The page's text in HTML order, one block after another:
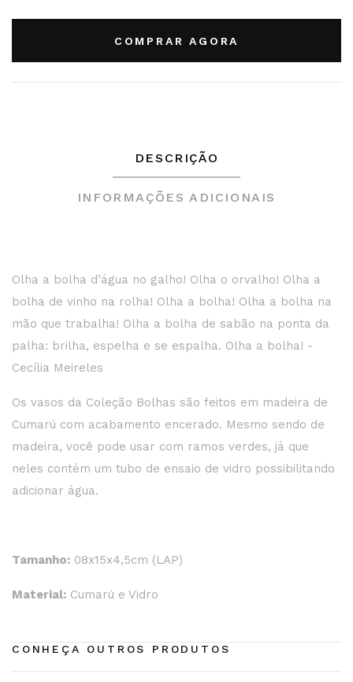
CONHEÇA OUTROS PRODUTOS
COMPRAR AGORA
DESCRIÇÃO
INFORMAÇÕES ADICIONAIS
Olha a bolha d’água no galho! Olha o orvalho! Olha a
bolha de vinho na rolha! Olha a bolha! Olha a bolha na
mão que trabalha! Olha a bolha de sabão na ponta da
palha: brilha, espelha e se espalha. Olha a bolha! -
Cecília Meireles
Os vasos da Coleção Bolhas são feitos em madeira de
Cumarú com acabamento encerado. Mesmo sendo de
madeira, você pode usar com ramos verdes, já que
neles contém um tubo de ensaio de vidro possibilitando
adicionar água.
Tamanho: 08x15x4,5cm (LAP)
Material: Cumarú e Vidro